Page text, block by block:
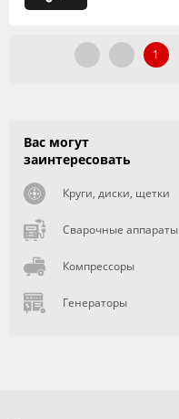
1
Вас могут
заинтересовать
Круги, диски, щетки
Сварочные аппараты
Компрессоры
Генераторы